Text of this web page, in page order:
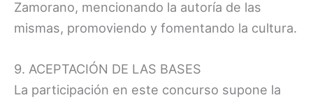
Zamorano, mencionando la autoría de las
mismas, promoviendo y fomentando la cultura.
9. ACEPTACIÓN DE LAS BASES
La participación en este concurso supone la